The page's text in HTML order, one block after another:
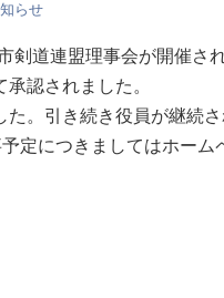
らせ
剣道連盟理事会が開催され
認されました。
。引き続き役員が継続さ
定につきましてはホー